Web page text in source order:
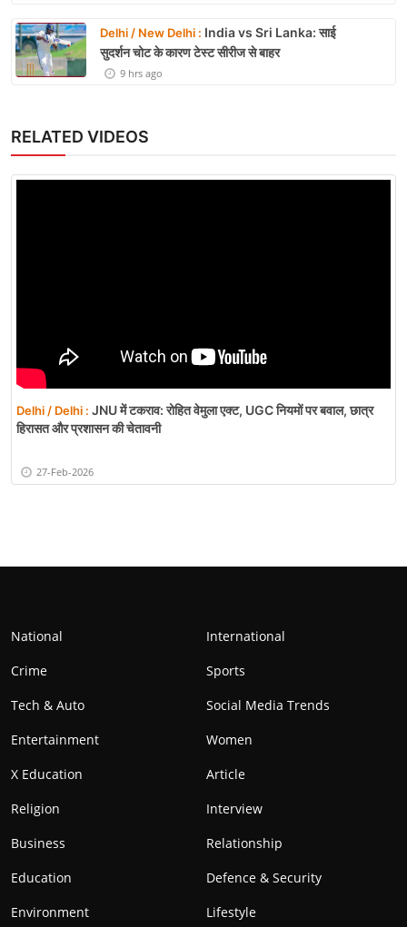
Delhi / New Delhi : India vs Sri Lanka: साई
सुदर्शन चोट के कारण टेस्ट सीरीज से बाहर
9 hrs ago
RELATED VIDEOS
Delhi / Delhi : JNU में टकराव: रोहित वेमुला एक्ट, UGC नियमों पर बवाल, छात्र
हिरासत और प्रशासन की चेतावनी
27-Feb-2026
National
International
Crime
Sports
Tech & Auto
Social Media Trends
Entertainment
Women
X Education
Article
Religion
Interview
Business
Relationship
Education
Defence & Security
Environment
Lifestyle